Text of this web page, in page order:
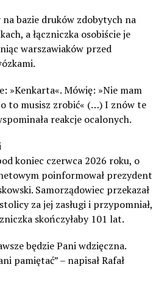
bazie druków zdobytych na
a łączniczka osobiście je
warszawiaków przed
»Kenkarta«. Mówię: »Nie mam
to musisz zrobić« (…) I znów te
reakcje ocalonych.
koniec czerwca 2026 roku, o
poinformował prezydent
Samorządowiec przekazał
za jej zasługi i przypomniał,
skończyłaby 101 lat.
będzie Pani wdzięczna.
pamiętać” – napisał Rafał